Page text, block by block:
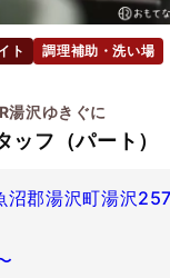
ト
調理補助・洗い場
湯沢ゆきぐに
ッフ（パート）
沼郡湯沢町湯沢